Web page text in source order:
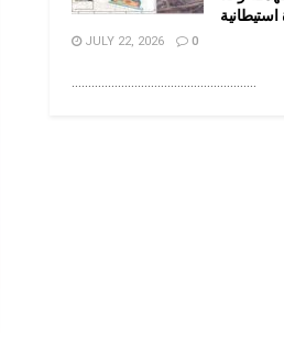
JULY 22, 2026 0
........................................................